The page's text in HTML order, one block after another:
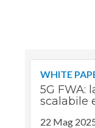
WHITE
5G FWA:
scalabile
22 Mag